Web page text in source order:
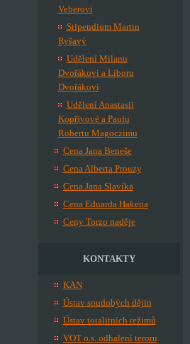
Veberovi
Stipendium Martin
Ryšavý
Udělení Milanu
Dvořákovi a Liboru
Dvořákovi
Udělení Anastasii
Kopřivové a Paulu
Robertu Magoczimu
Cena Jana Beneše
Cena Alberta Prouzy
Cena Jana Slavíka
Cena Eduarda Hakena
Ceny Torzo naděje
KONTAKTY
KAN
Ústav soudobých dějin
Ústav totalitních režimů
VOT o.s. odhalení teroru